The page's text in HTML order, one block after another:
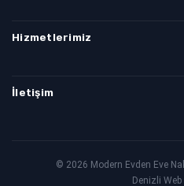
Evden
Hizmetlerimiz
Denizli Şehirler
İletişim
© 2026 Modern Evden Eve
Denizli